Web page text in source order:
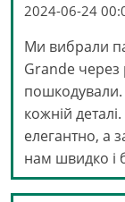
2024-06-24
Ми вибрали
Grande через
пошкодували.
кожній
елегантно, а
нам швидко і